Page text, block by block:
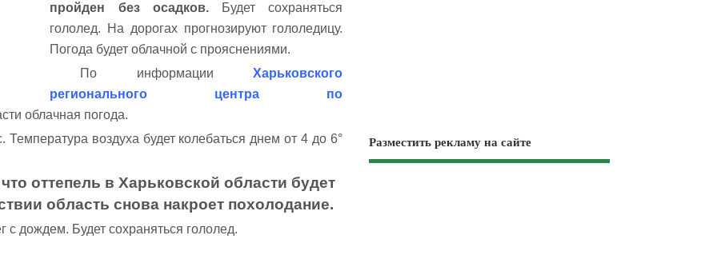
пройден без осадков.Будет сохраняться
гололед. На дорогах прогнозируют гололедицу.
Погода будет облачной с прояснениями.
По информацииХарьковского
регионального центра по
облачная погода.
воздуха будет колебаться днем от 4 до 6°
оттепель в Харьковской области будет
область снова накроет похолодание.
с дождем. Будет сохраняться гололед.
Разместить рекламу на сайте